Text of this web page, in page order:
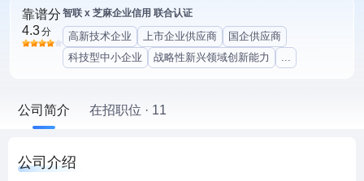
靠谱分
4.3分
智联 x 芝麻企业信用 联合认证
高新技术企业 上市企业供应商
国企供应商
科技型中小企业
战略性新兴领域创新能力 ...
公司简介 在招职位 · 11
公司介绍